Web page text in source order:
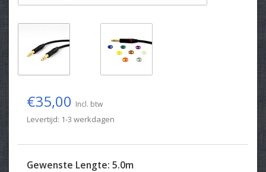
€35,00 Incl. btw
Levertijd: 1-3 werkdagen
Gewenste Lengte: 5.0m